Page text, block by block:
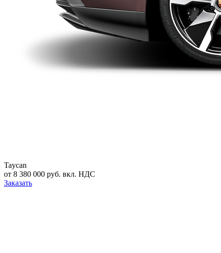
Taycan
от 8 380 000 руб. вкл. НДС
Заказать